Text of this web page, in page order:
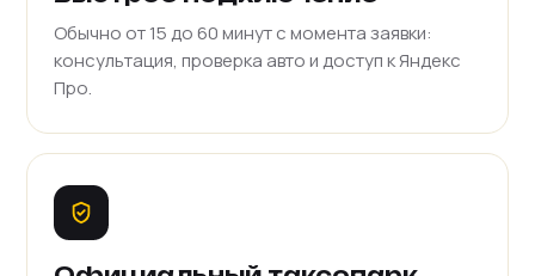
Обычно от 15 до 60 минут с момента заявки:
консультация, проверка авто и доступ к Яндекс
Про.